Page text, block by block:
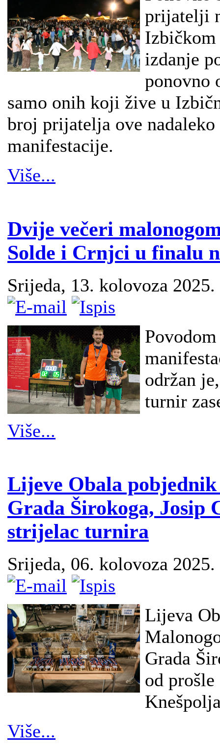
prijatelji
izdanje
ponovno
samo onih koji žive u
broj prijatelja ove
manifestacije.
Više...
Dvije večeri
Solde i Crnjci u finalu
Srijeda, 13. kolovoza 2025.
održan
turnir
Više...
Lijeve Obala
Grada Širokoga, Josip
strijelac turnira
Srijeda, 06. kolovoza 2025.
Lijeva
Grada
od
Više...